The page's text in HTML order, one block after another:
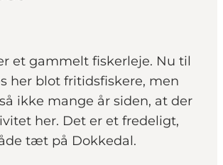
et gammelt fiskerleje. Nu til
her blot fritidsfiskere, men
ikke mange år siden, at der
her. Det er et fredeligt,
tæt på Dokkedal.